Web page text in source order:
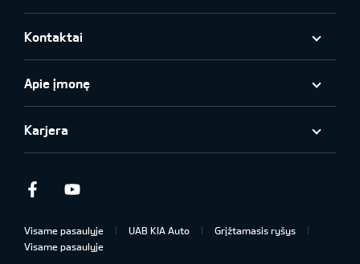
Kontaktai
Apie įmonę
Karjera
Facebook
Visame pasaulyje UAB KIA Auto
Grįžtamasis ryšys
Visame pasaulyje